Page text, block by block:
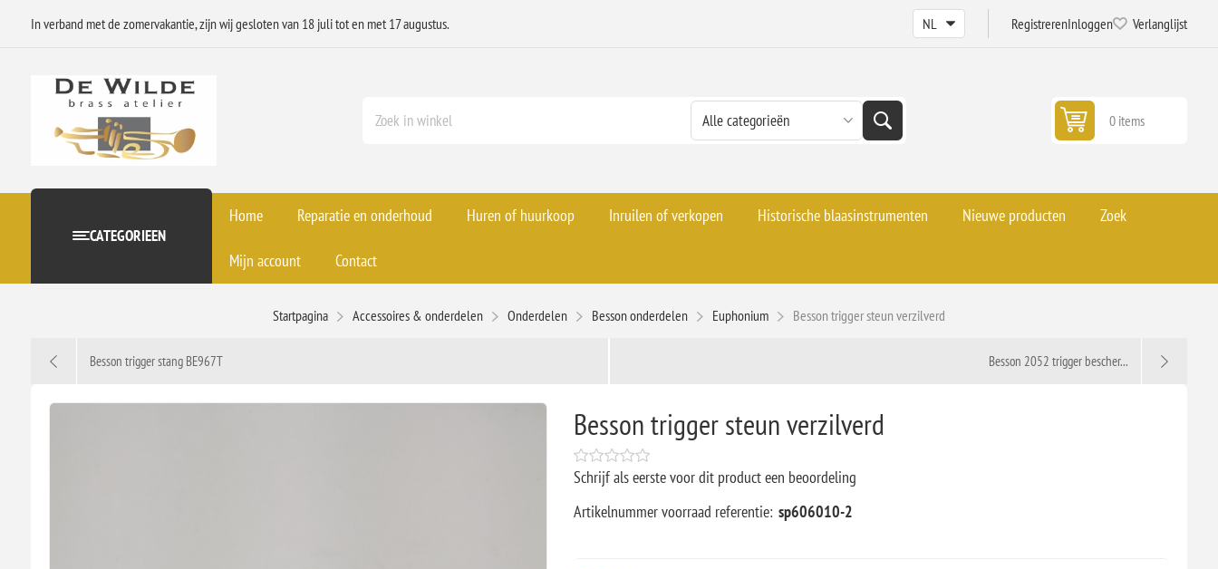
In verband met de zomervakantie, zijn wij gesloten van 18 juli tot en met 17 augustus. RegistrerenInloggen Verlanglijst
0 items
CATEGORIEEN
Home Reparatie en onderhoud Huren of huurkoop Inruilen of verkopen Historische blaasinstrumenten Nieuwe producten Zoek
Mijn account Contact
Startpagina Accessoires & onderdelen Onderdelen Besson onderdelen Euphonium Besson trigger steun verzilverd
Besson trigger stang BE967T Besson 2052 trigger bescher...
Besson trigger steun verzilverd
Schrijf als eerste voor dit product een beoordeling
Artikelnummer voorraad referentie: sp606010-2